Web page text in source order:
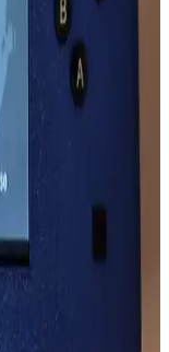
ses özellikleri
uygun
Kullanım
ömrü ve tasarım
uygun en iyi
Kulaklık
İçin Uygun